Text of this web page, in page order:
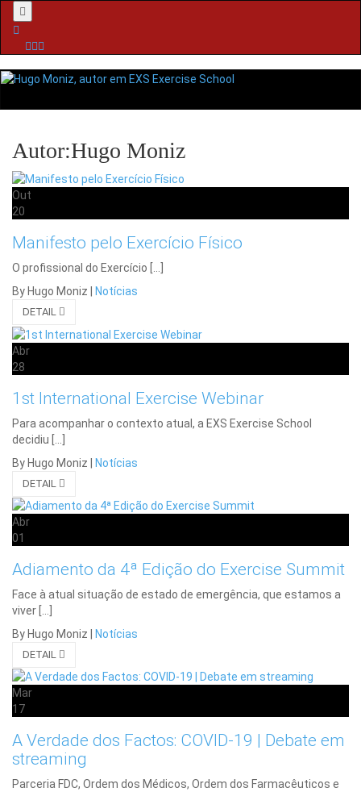
Menu
Autor:Hugo Moniz
Out
20
Manifesto pelo Exercício Físico
O profissional do Exercício […]
By Hugo Moniz
Notícias
DETAIL
Abr
28
1st International Exercise Webinar
Para acompanhar o contexto atual, a EXS Exercise School
decidiu […]
By Hugo Moniz | Notícias
DETAIL
Abr
01
Adiamento da 4ª Edição do Exercise Summit
Face à atual situação de estado de emergência, que estamos a
viver […]
By Hugo Moniz
Notícias
DETAIL
Mar
17
A Verdade dos Factos: COVID-19 | Debate em
streaming
Parceria FDC, Ordem dos Médicos, Ordem dos Farmacêuticos e